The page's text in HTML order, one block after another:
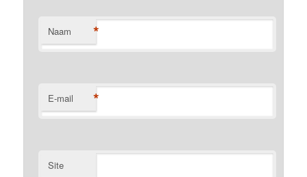
Naam *
E-mail *
Site